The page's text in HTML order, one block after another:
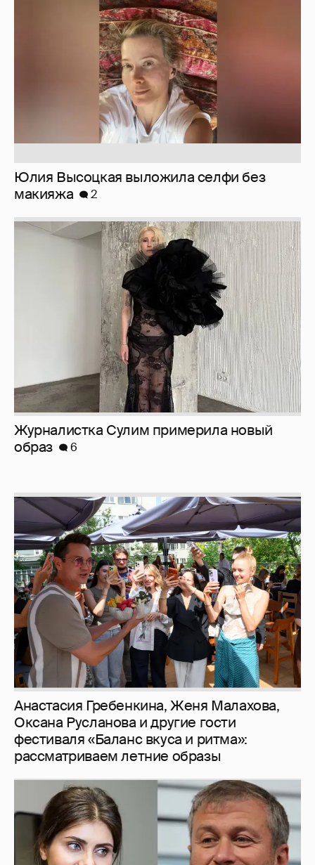
Журналистка Сулим примерила новый
Анастасия Гребенкина, Женя Малахова,
Оксана Русланова и другие гости
фестиваля «Баланс вкуса и ритма»:
рассматриваем летние образы
И снова невеста 357